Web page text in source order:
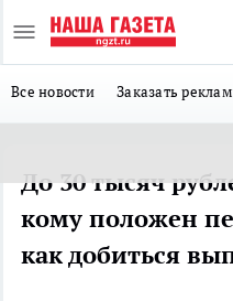
Все новости Заказать
До 30 тысяч
кому положен
как добиться